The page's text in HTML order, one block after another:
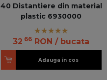
40 Distantiere din material
plastic 6930000
32 66 RON / bucata
Adauga in cos